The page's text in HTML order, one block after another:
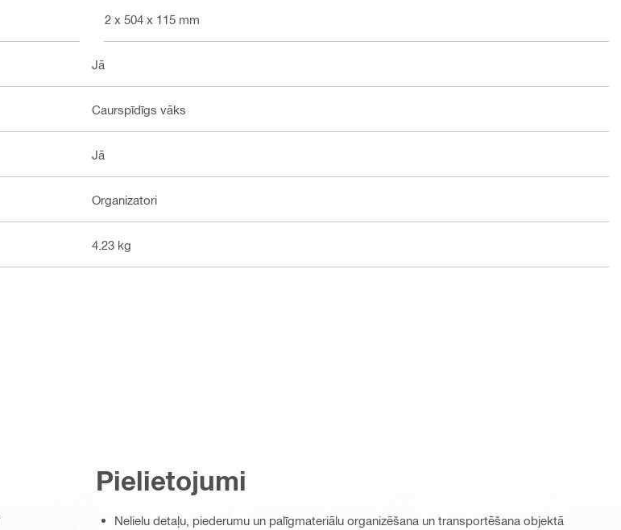
312 x 504 x 115 mm
Jā
Caurspīdīgs vāks
Jā
Organizatori
4.23 kg
Pielietojumi
Nelielu detaļu, piederumu un palīgmateriālu organizēšana un transportēšana objektā